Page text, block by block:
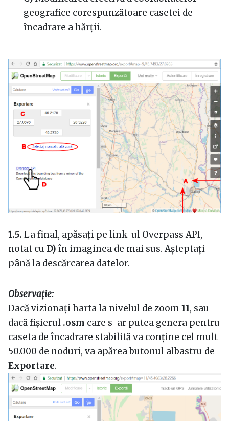
geografice corespunzătoare casetei de
încadrare a hărții.
1.5. La final, apăsați pe link-ul Overpass API,
notat cu D) în imaginea de mai sus. Așteptați
până la descărcarea datelor.
Observație:
Dacă vizionați harta la nivelul de zoom11, sau
dacă fișierul .osm care s-ar putea genera pentru
caseta de încadrare stabilită va conține cel mult
50.000 de noduri, va apărea butonul albastru de
Exportare.